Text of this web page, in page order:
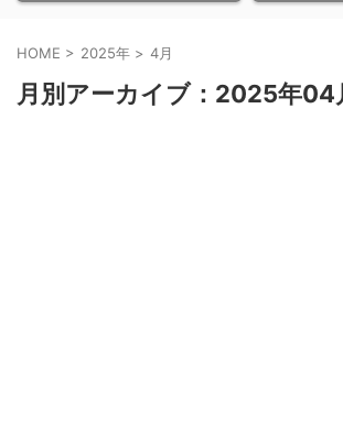
HOME > 2025年 > 4月
月別アーカイブ：2025年04